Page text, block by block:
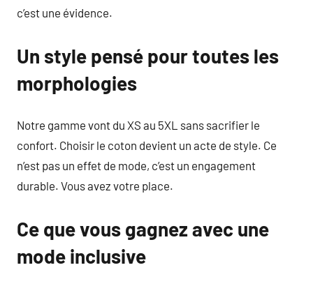
c’est une évidence.
Un style pensé pour toutes les
morphologies
Notre gamme vont du XS au 5XL sans sacrifier le
confort. Choisir le coton devient un acte de style. Ce
n’est pas un effet de mode, c’est un engagement
durable. Vous avez votre place.
Ce que vous gagnez avec une
mode inclusive